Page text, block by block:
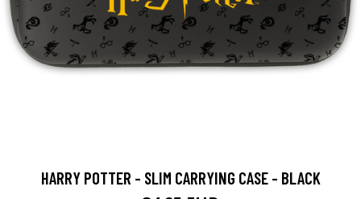
HARRY POTTER - SLIM CARRYING CASE - BLACK